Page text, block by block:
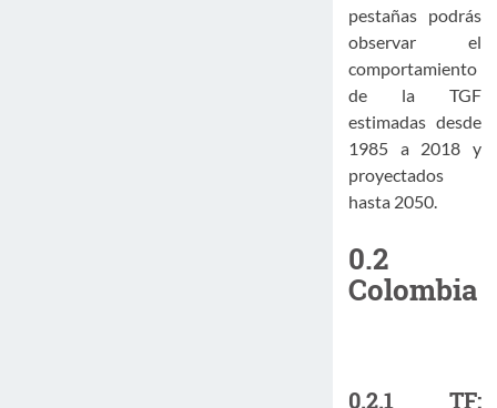
pestañas podrás
observar el
comportamiento
de la TGF
estimadas desde
1985 a 2018 y
proyectados
hasta 2050.
0.2
Colombia
0.2.1 TF: